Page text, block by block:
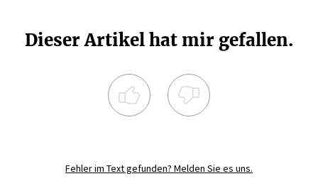
Dieser Artikel hat mir gefallen.
Fehler im Text gefunden? Melden Sie es uns.